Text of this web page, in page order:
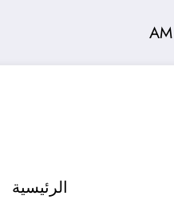
الرئيسية